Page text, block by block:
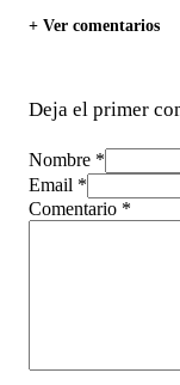
+ Ver comentarios
Deja el primer
Nombre *
Email *
Comentario *